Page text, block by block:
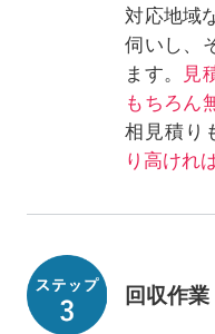
対応地域
伺いし、
ます。 見
もちろん
相見積り
り高けれ
回収作